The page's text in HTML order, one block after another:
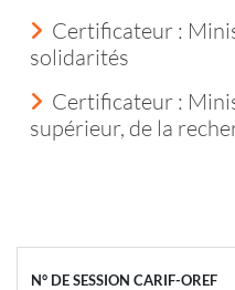
Certificateur :
solidarités
Certificateur :
supérieur, de la